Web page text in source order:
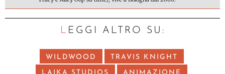
LEGGI ALTRO SU:
WILDWOOD TRAVIS KNIGHT